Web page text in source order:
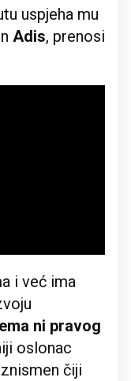
uspjeha mu
Adis, prenosi
i već ima
ni pravog
oslonac
čiji